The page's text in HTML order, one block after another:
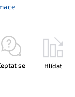
se Hlídat